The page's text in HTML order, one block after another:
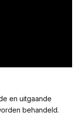
en uitgaande
behandeld.